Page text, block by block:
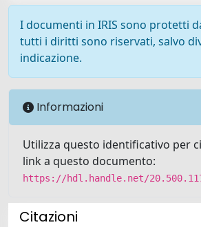
I documenti in IRIS sono protetti
tutti i diritti sono riservati, salvo
indicazione.
Informazioni
Utilizza questo identificativo per
link a questo documento:
https://hdl.handle.net/
Citazioni